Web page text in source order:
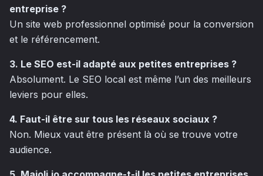
entreprise ?
Un site web professionnel optimisé pour la conversion
et le référencement.
3. Le SEO est-il adapté aux petites entreprises ?
Absolument. Le SEO local est même l’un des meilleurs
leviers pour elles.
4. Faut-il être sur tous les réseaux sociaux ?
Non. Mieux vaut être présent là où se trouve votre
audience.